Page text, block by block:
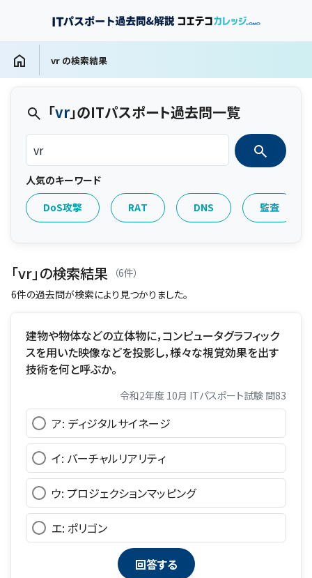
vr の検索結果
「vr」のITパスポート過去問一覧
人気のキーワード
DoS攻撃
RAT DNS 監査
「vr」の検索結果
（6件）
6件の過去問が検索により見つかりました。
建物や物体などの立体物に，コンピュータグラフィック
スを用いた映像などを投影し，様々な視覚効果を出す
技術を何と呼ぶか。
令和2年度 10月 ITパスポート試験 問83
ア: ディジタルサイネージ
イ: バーチャルリアリティ
ウ: プロジェクションマッピング
エ: ポリゴン